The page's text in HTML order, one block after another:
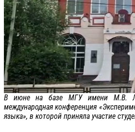
В июне на базе МГУ имени М.В.
международная конференция
языка», в которой приняла участие